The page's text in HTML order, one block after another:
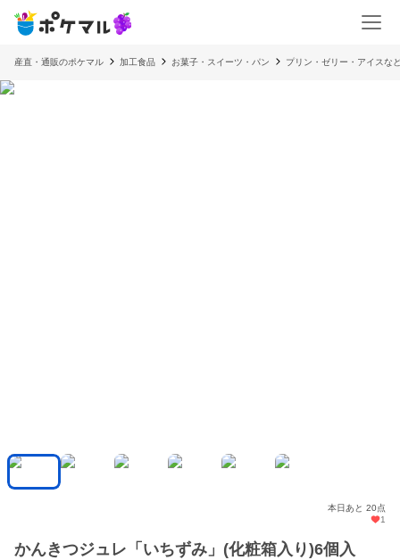
産直・通販のポケマル 加工食品 お菓子・スイーツ・パン プリン・ゼリー・アイスな
本日あと 20点
1
かんきつジュレ「いちずみ」(化粧箱入り)6個入